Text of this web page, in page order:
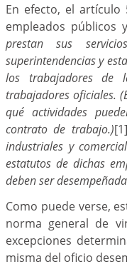
En efecto, el artículo
empleados públicos
prestan sus
superintendencias y
los trabajadores de
trabajadores oficiales.
qué actividades
contrato de trabajo.)[1]
industriales y
estatutos de dichas
deben ser
Como puede verse,
norma general de
excepciones
misma del oficio